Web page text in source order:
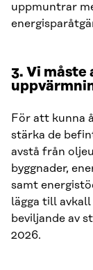
uppmuntrar
3. Vi måste
För att kunna
stärka de
avstå från
byggnader,
samt
lägga till
beviljande av
2026.